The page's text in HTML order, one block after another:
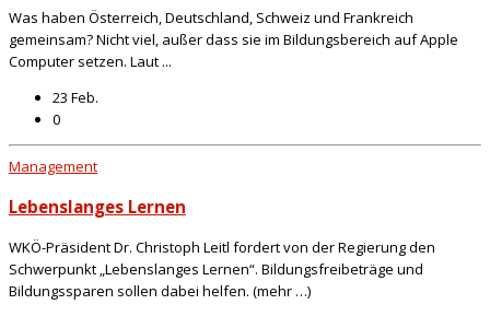
Was haben Österreich, Deutschland, Schweiz und Frankreich
gemeinsam? Nicht viel, außer dass sie im Bildungsbereich auf Apple
Computer setzen. Laut ...
23 Feb.
0
Management
Lebenslanges Lernen
WKÖ-Präsident Dr. Christoph Leitl fordert von der Regierung den
Schwerpunkt „Lebenslanges Lernen“. Bildungsfreibeträge und
Bildungssparen sollen dabei helfen. (mehr …)